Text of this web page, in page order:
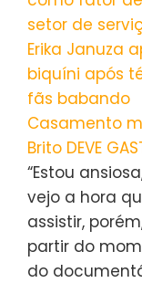
setor de
Erika Januza
biquíni após
fãs babando
Casamento
Brito DEVE
“Estou
vejo a hora
assistir,
partir do
do